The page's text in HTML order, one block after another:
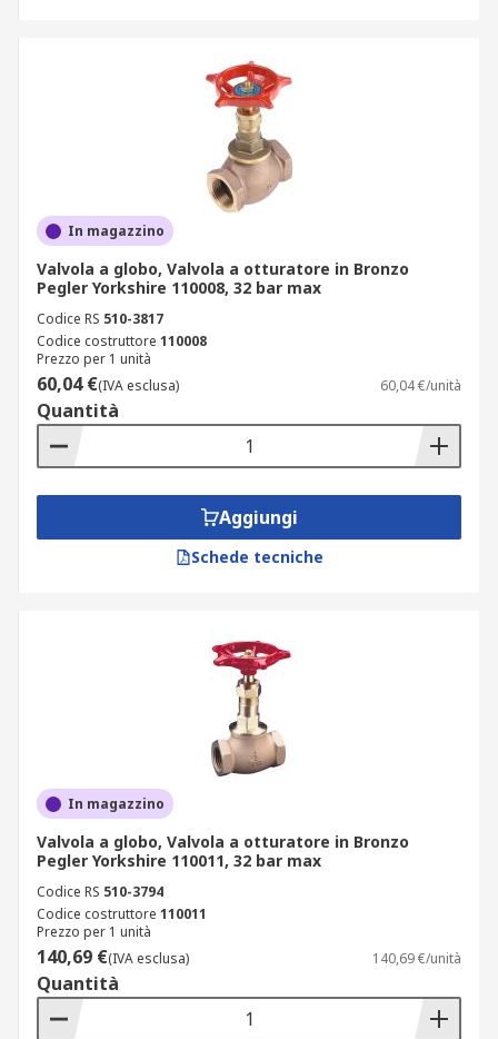
In magazzino
Valvola a globo, Valvola a otturatore in Bronzo
Pegler Yorkshire 110008, 32 bar max
Codice RS 510-3817
Codice costruttore 110008
Prezzo per 1 unità
60,04 €(IVA esclusa) 60,04 €/unità
Quantità
Aggiungi
Schede tecniche
In magazzino
Valvola a globo, Valvola a otturatore in Bronzo
Pegler Yorkshire 110011, 32 bar max
Codice RS 510-3794
Codice costruttore 110011
Prezzo per 1 unità
140,69 €(IVA esclusa) 140,69 €/unità
Quantità